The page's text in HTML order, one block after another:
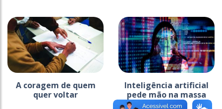
A coragem de quem
quer voltar
Inteligência artificial
pede mão na massa